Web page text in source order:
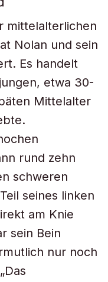
mittelalterlichen
Nolan und sein
Es handelt
etwa 30-
Mittelalter
rund zehn
schweren
seines linken
am Knie
sein Bein
nur noch